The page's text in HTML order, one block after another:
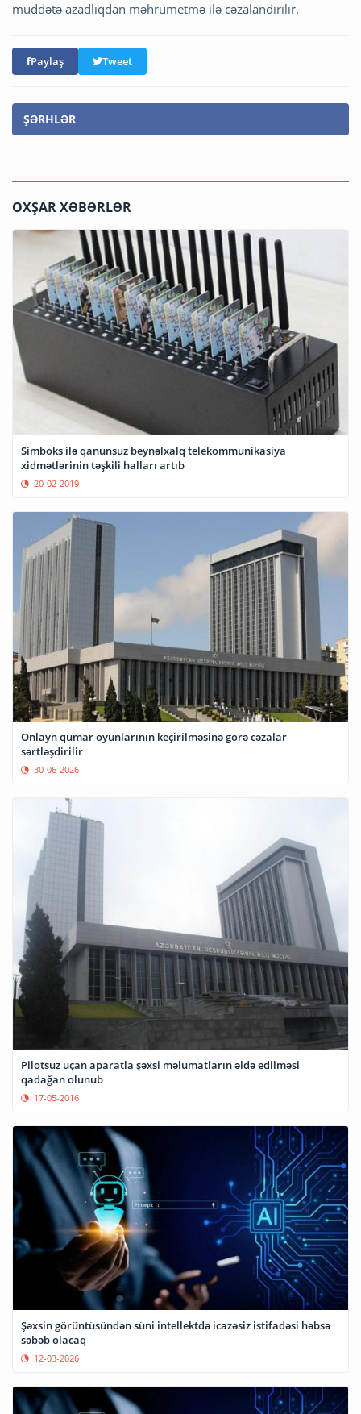
müddətə azadlıqdan məhrumetmə ilə cəzalandırılır.
Paylaş Tweet
ŞƏRHLƏR
OXŞAR XƏBƏRLƏR
Simboks ilə qanunsuz beynəlxalq telekommunikasiya
xidmətlərinin təşkili halları artıb
20-02-2019
Onlayn qumar oyunlarının keçirilməsinə görə cəzalar
sərtləşdirilir
30-06-2026
Pilotsuz uçan aparatla şəxsi məlumatların əldə edilməsi
qadağan olunub
17-05-2016
Şəxsin görüntüsündən süni intellektdə icazəsiz istifadəsi həbsə
səbəb olacaq
12-03-2026